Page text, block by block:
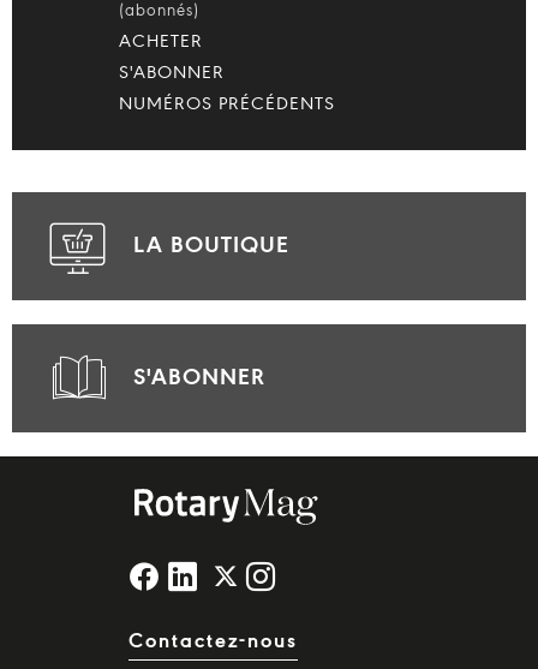
(abonnés)
ACHETER
S'ABONNER
NUMÉROS PRÉCÉDENTS
LA BOUTIQUE
S'ABONNER
Contactez-nous